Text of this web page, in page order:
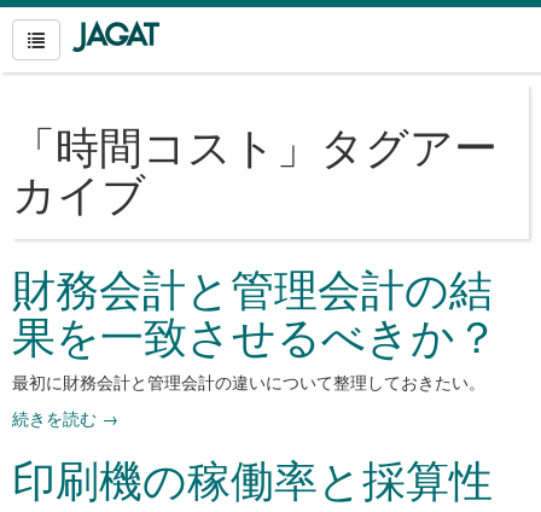
「時間コスト 」タグアー
カイブ
財務会計と管理会計の結
果を一致させるべきか？
最初に財務会計と管理会計の違いについて整理しておきたい。
続きを読む →
印刷機の稼働率と採算性